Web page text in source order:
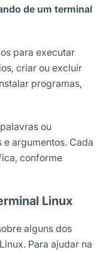
de um terminal
para executar
criar ou excluir
programas,
ou
argumentos. Cada
conforme
Linux
alguns dos
Para ajudar na